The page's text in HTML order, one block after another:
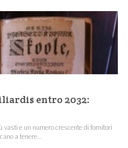
entro 2032:
e un numero crescente di fornitori
a tenere...